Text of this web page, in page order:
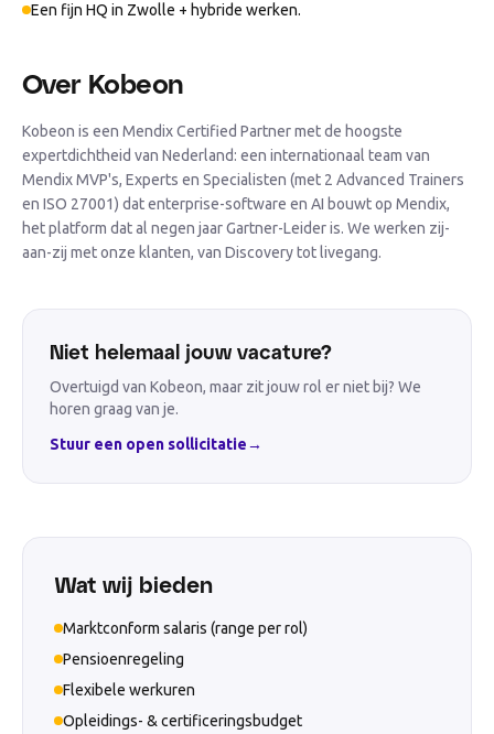
Een fijn HQ in Zwolle + hybride werken.
Over Kobeon
Kobeon is een Mendix Certified Partner met de hoogste
expertdichtheid van Nederland: een internationaal team van
Mendix MVP's, Experts en Specialisten (met 2 Advanced Trainers
en ISO 27001) dat enterprise-software en AI bouwt op Mendix,
het platform dat al negen jaar Gartner-Leider is. We werken zij-
aan-zij met onze klanten, van Discovery tot livegang.
Niet helemaal jouw vacature?
Overtuigd van Kobeon, maar zit jouw rol er niet bij? We
horen graag van je.
Stuur een open sollicitatie→
Wat wij bieden
Marktconform salaris (range per rol)
Pensioenregeling
Flexibele werkuren
Opleidings- & certificeringsbudget